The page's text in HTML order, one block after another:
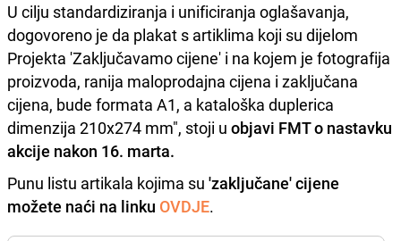
U cilju standardiziranja i unificiranja oglašavanja,
dogovoreno je da plakat s artiklima koji su dijelom
Projekta 'Zaključavamo cijene' i na kojem je fotografija
proizvoda, ranija maloprodajna cijena i zaključana
cijena, bude formata A1, a kataloška duplerica
dimenzija 210x274 mm", stoji u objavi FMT o nastavku
akcije nakon 16. marta.
Punu listu artikala kojima su 'zaključane' cijene
možete naći na linku OVDJE.